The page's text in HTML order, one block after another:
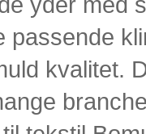
passende
kvalitet.